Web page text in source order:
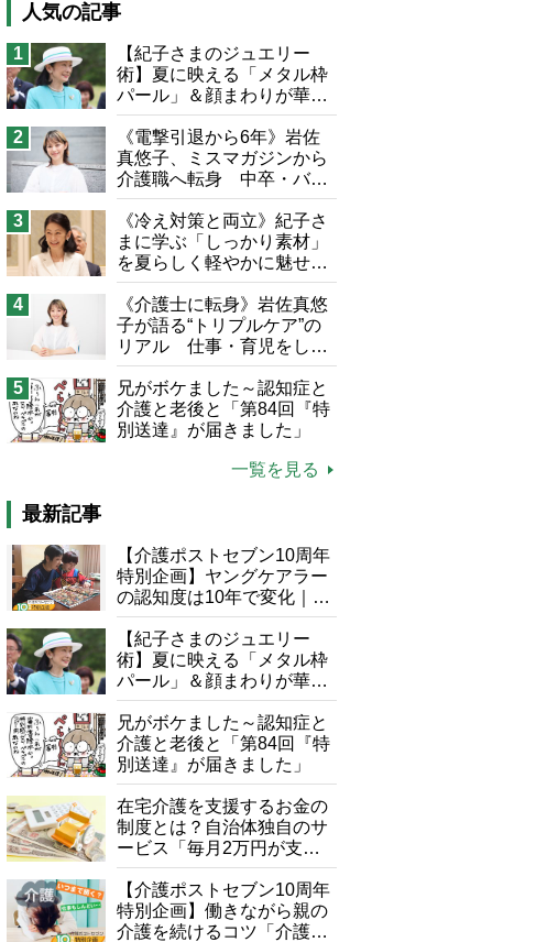
猫が母になつきません
息子の遠距離介護サバイバル術
兄がボケました
便利なサービス
予防法
人気の記事
1
【紀子さまのジュエリー
術】夏に映える「メタル枠
パール」＆顔まわりが華や
ぐ「揺れる一粒」の使い分
け方
2
《電撃引退から6年》岩佐
真悠子、ミスマガジンから
介護職へ転身 中卒・バイ
ト経験ゼロの彼女が見つけ
た“居場所”「社会の役に立
ちながら自分らしくいられ
る」
3
《冷え対策と両立》紀子さ
まに学ぶ「しっかり素材」
を夏らしく軽やかに魅せる
3つの着こなし法則
4
《介護士に転身》岩佐真悠
子が語る“トリプルケア”の
リアル 仕事・育児をしな
がら96歳の義祖母と同居し
て介護 プロだから言える
「家での介護は“雑”でも気
にしない」
5
兄がボケました～認知症と
介護と老後と「第84回『特
別送達』が届きました」
一覧を見る
最新記事
【介護ポストセブン10周年
特別企画】ヤングケアラー
の認知度は10年で変化｜流
行語大賞にノミネート、法
律にも明記されたが果たし
て現在は？
【紀子さまのジュエリー
術】夏に映える「メタル枠
パール」＆顔まわりが華や
ぐ「揺れる一粒」の使い分
け方
兄がボケました～認知症と
介護と老後と「第84回『特
別送達』が届きました」
在宅介護を支援するお金の
制度とは？自治体独自のサ
ービス「毎月2万円が支給
される」ケースも【FP解
説】
【介護ポストセブン10周年
特別企画】働きながら親の
介護を続けるコツ「介護は